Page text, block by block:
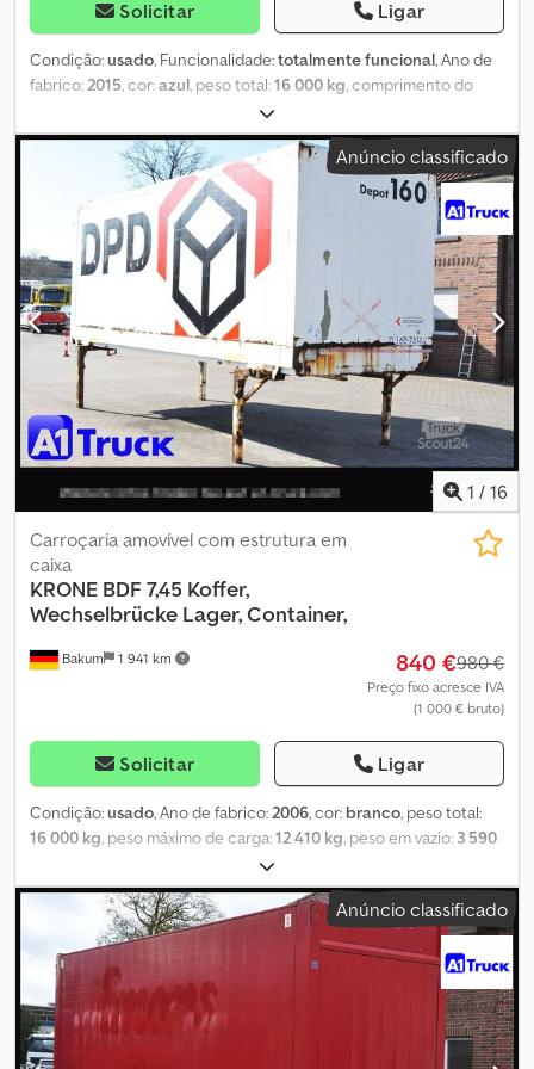
Solicitar Ligar
Condição:usado, Funcionalidade:totalmente funcional, Ano de
fabrico: 2015 , cor:azul , peso total:16 000 kg , comprimento do
, altura do espaço de carga:
alturade receção:1 120 mm, Vendemos ou alugamos cerca de 80
carroçarias de duplo piso com porta de enrolar. Carroçaria de
duplo piso. Comprimento: 7.820 mm. Altura interna: 2.700 mm.
Altura do portal interna: 2.525 mm. Altura total: 2.925 mm. Altura
nos cantos: 2.900 mm. Estrutura fechada tipo furgão. 19 lugares
para paletes europeias. As carroçarias estão localizadas no sul da
Alemanha e em 49504 Lotte. Crsdpfjw Hxxrex Ahuef
Anúncio classificado
1 / 16
Bakum 1 941 km
Carroçaria amovível com estrutura em
caixa
KRONE BDF 7,45 Koffer,
Wechselbrücke Lager, Container,
840 €980 €
Preço fixo acresce IVA
(1 000 € bruto)
Solicitar Ligar
Condição:usado, Ano de fabrico:2006, cor: branco, peso total:
16 000 kg, peso máximo de carga:12 410 kg, peso em vazio: 3 590
, volume do espaço de carga:50 m³
carga:2 480 mm, comprimento do espaço de carga:7 300 mm,
altura do espaço de carga:2 800 mm, primeira matrícula:
06/2006
, comprimento total:
, cabina do condutor:
cabina diurna
, classe de emissão: nenhum , Equipamento:registo
de camião
, Número de referência para consultas: 41050 Krone,
Caixa Móvel / Contentor * Ano de fabrico: 2006 * 7,45 * Teto fixo *
Certificado de segurança de carga DIN EN 12642 Code XL * VDI
2700 EN 12195 * Porta de enrolar * Versão em tecido * Dupla
Anúncio classificado